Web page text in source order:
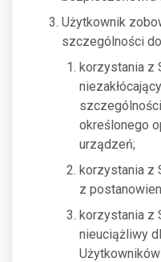
Użytkownik
szczególności
korzystania z
określonego
urządzeń;
korzystania z
z
korzystania z
nieuciążliwy